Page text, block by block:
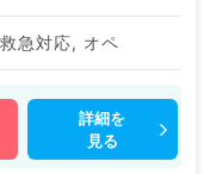
急対応, オペ
詳細を
見る